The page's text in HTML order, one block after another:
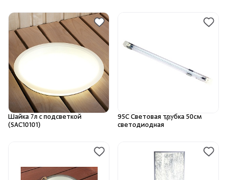
Аксессуары для печей
Ароматы
Душевые поддоны и системы слива
Интерьер
Инфракрасные сауны
Шайка 7л с подсветкой
(SAC10101)
95С Световая трубка 50см
светодиодная